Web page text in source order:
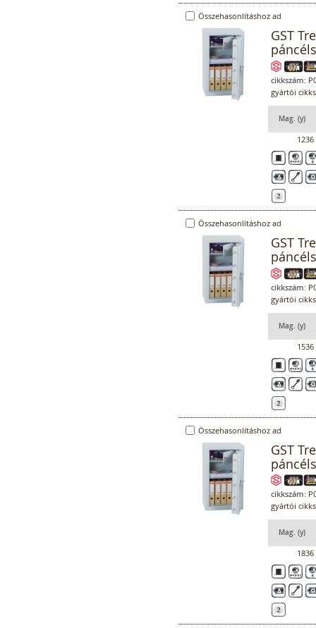
Összehasonlításhoz ad
GST
cikkszám:
gyártói
Mag. (y)
1236
Összehasonlításhoz ad
GST
cikkszám:
gyártói
Mag. (y)
1536
Összehasonlításhoz ad
GST
cikkszám:
gyártói
Mag. (y)
1836